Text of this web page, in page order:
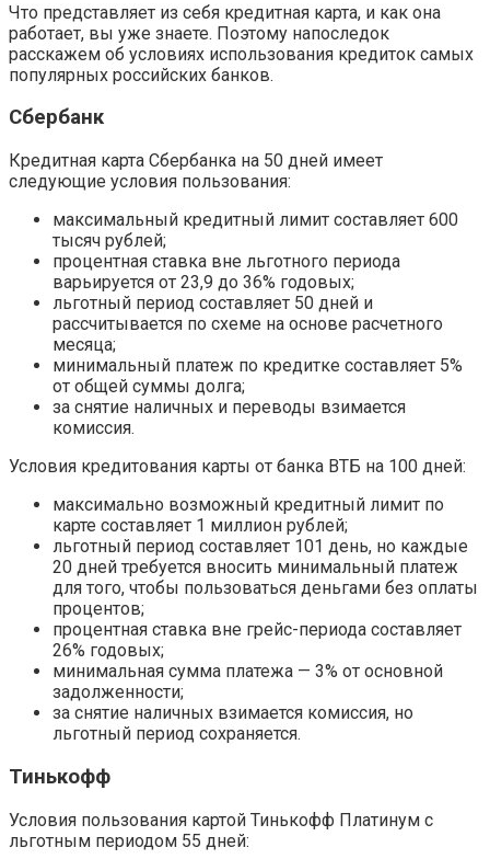
Что представляет из себя кредитная карта, и как она
работает, вы уже знаете. Поэтому напоследок
расскажем об условиях использования кредиток самых
популярных российских банков.
Сбербанк
Кредитная карта Сбербанка на 50 дней имеет
следующие условия пользования:
максимальный кредитный лимит составляет 600
тысяч рублей;
процентная ставка вне льготного периода
варьируется от 23,9 до 36% годовых;
льготный период составляет 50 дней и
рассчитывается по схеме на основе расчетного
месяца;
минимальный платеж по кредитке составляет 5%
от общей суммы долга;
за снятие наличных и переводы взимается
комиссия.
Условия кредитования карты от банка ВТБ на 100 дней:
максимально возможный кредитный лимит по
карте составляет 1 миллион рублей;
льготный период составляет 101 день, но каждые
20 дней требуется вносить минимальный платеж
для того, чтобы пользоваться деньгами без оплаты
процентов;
процентная ставка вне грейс-периода составляет
26% годовых;
минимальная сумма платежа — 3% от основной
задолженности;
за снятие наличных взимается комиссия, но
льготный период сохраняется.
Тинькофф
Условия пользования картой Тинькофф Платинум с
льготным периодом 55 дней: